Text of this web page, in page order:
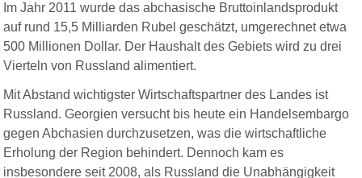
Im Jahr 2011 wurde das abchasische Bruttoinlandsprodukt
auf rund 15,5 Milliarden Rubel geschätzt, umgerechnet etwa
500 Millionen Dollar. Der Haushalt des Gebiets wird zu drei
Vierteln von Russland alimentiert.
Mit Abstand wichtigster Wirtschaftspartner des Landes ist
Russland. Georgien versucht bis heute ein Handelsembargo
gegen Abchasien durchzusetzen, was die wirtschaftliche
Erholung der Region behindert. Dennoch kam es
insbesondere seit 2008, als Russland die Unabhängigkeit